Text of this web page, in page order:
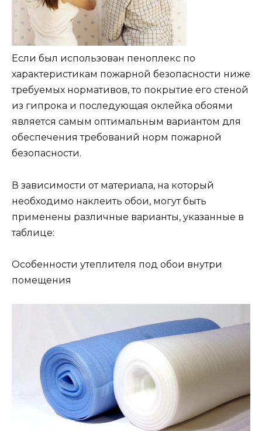
Если был использован пеноплекс по
характеристикам пожарной безопасности ниже
требуемых нормативов, то покрытие его стеной
из гипрока и последующая оклейка обоями
является самым оптимальным вариантом для
обеспечения требований норм пожарной
безопасности.
В зависимости от материала, на который
необходимо наклеить обои, могут быть
применены различные варианты, указанные в
таблице:
Особенности утеплителя под обои внутри
помещения